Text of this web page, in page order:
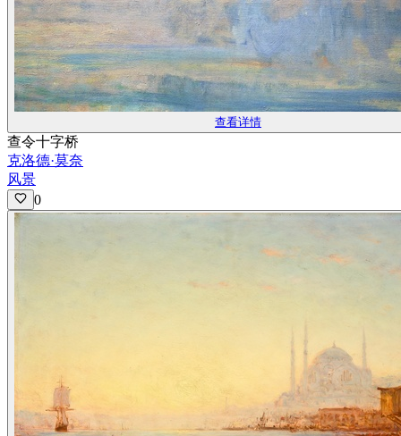
查看详情
查令十字桥
克洛德·莫奈
风景
0